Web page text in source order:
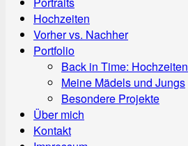
Hochzeiten
Vorher vs. Nachher
Portfolio
Back in Time: Hochzeiten
Meine Mädels und Jungs
Besondere Projekte
Über mich
Kontakt